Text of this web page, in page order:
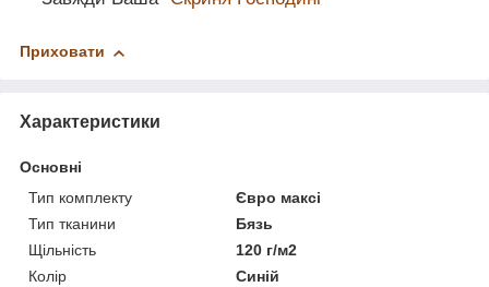
Приховати
Характеристики
Основні
Тип комплекту
Євро максі
Тип тканини
Бязь
Щільність
120 г/м2
Колір
Синій